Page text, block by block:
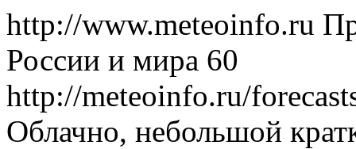
http://www.meteoinfo.ru
России и мира 60
http://meteoinfo.ru/
Облачно, небольшой